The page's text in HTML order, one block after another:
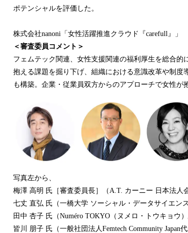
ポテンシャルを評価した。
株式会社nanoni「女性活躍推進クラウド『carefull』」
＜審査委員コメント＞
フェムテック関連、女性支援関連の福利厚生を総合
抱える課題を掘り下げ、組織における意識改革や制
も構築。企業・従業員双方からのアプローチで女性が
写真左から、
梅澤 高明 氏［審査委員長］（A.T. カーニー 日本法人会
七丈 直弘 氏（一橋大学 ソーシャル・データサイエン
田中 杏子 氏（Numéro TOKYO（ヌメロ・トウキョウ）
皆川 朋子 氏（一般社団法人Femtech Community Japan代